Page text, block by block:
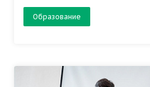
Образование